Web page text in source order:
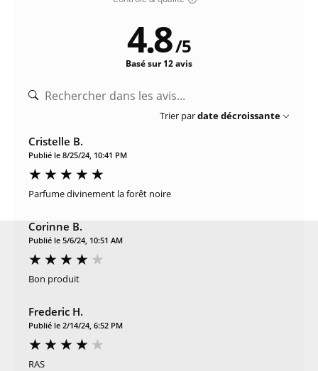
4.8/5
Basé sur 12 avis
Trier pardate décroissante
Cristelle B.
Publié le 8/25/24, 10:41 PM
Parfume divinement la forêt noire
Corinne B.
Publié le 5/6/24, 10:51 AM
Bon produit
Frederic H.
Publié le 2/14/24, 6:52 PM
RAS